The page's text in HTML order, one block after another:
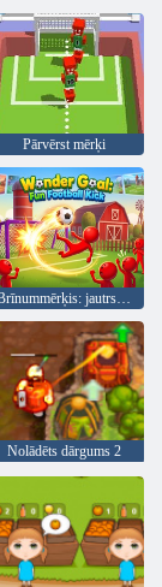
Pārvērst mērķi
Brīnummērķis: jautrs futbola sitiens
Nolādēts dārgums 2